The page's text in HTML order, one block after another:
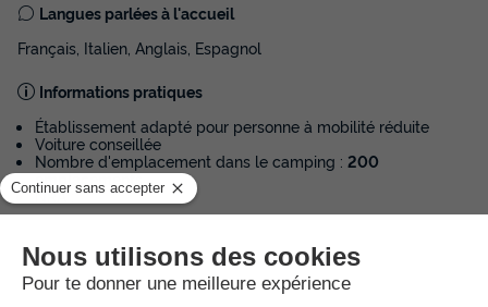
Langues parlées à l'accueil
Français, Italien, Anglais, Espagnol
Informations pratiques
Établissement adapté pour personne à mobilité réduite
Voiture conseillée
Nombre d'emplacement dans le camping : 200
emplacements
NRA :
Espaceaquatique